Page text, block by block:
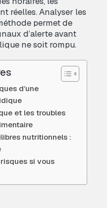
réelles. Analyser les
permet de
d’alerte avant
ne soit rompu.
d’une
et les troubles
nutritionnels :
si vous